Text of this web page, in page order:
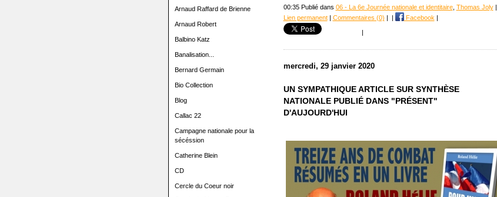
Arnaud Raffard de Brienne
Arnaud Robert
Balbino Katz
Banalisation...
Bernard Germain
Bio Collection
Blog
Callac 22
Campagne nationale pour la
sécéssion
Catherine Blein
CD
Cercle du Coeur noir
00:35 Publié dans 06 - La 6e Journée nationale et identitaire, Thomas Joly|
Lien permanent| Commentaires (0) | | Facebook |
|
mercredi, 29 janvier 2020
UN SYMPATHIQUE ARTICLE SUR SYNTHÈSE
NATIONALE PUBLIÉ DANS "PRÉSENT"
D'AUJOURD'HUI